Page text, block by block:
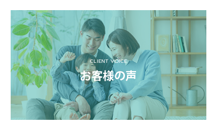
CLIENT VOICE
お客様の声